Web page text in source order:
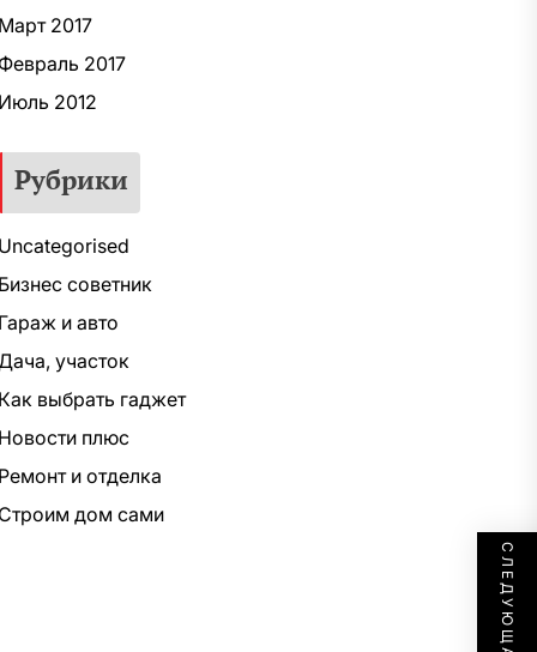
Март 2017
Февраль 2017
Июль 2012
Рубрики
Uncategorised
Бизнес советник
Гараж и авто
участок
Как выбрать гаджет
Новости плюс
Ремонт и отделка
Строим дом сами